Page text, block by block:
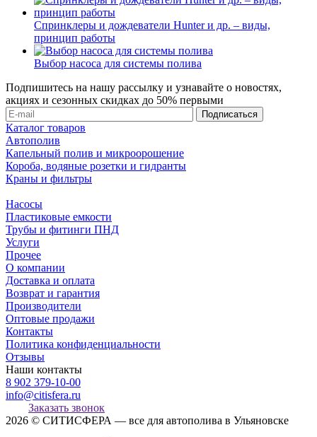
Спринклеры и дождеватели Hunter и др. – виды,
принцип работы
Выбор насоса для системы полива
Подпишитесь на нашу рассылку и узнавайте о новостях,
акциях и сезонных скидках до 50% первыми
Каталог товаров
Автополив
Капельный полив и микроорошение
Короба, водяные розетки и гидранты
Краны и фильтры
Насосы
Пластиковые емкости
Трубы и фитинги ПНД
Услуги
Прочее
О компании
Доставка и оплата
Возврат и гарантия
Производители
Оптовые продажи
Контакты
Политика конфиденциальности
Отзывы
Наши контакты
8 902 379-10-00
info@citisfera.ru
Заказать звонок
2026 © СИТИСФЕРА — все для автополива в Ульяновске